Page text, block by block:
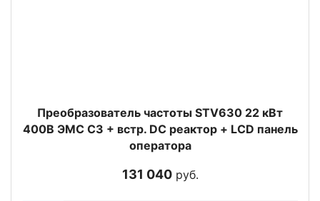
Преобразователь частоты STV630 22 кВт
400В ЭМС С3 + встр. DC реактор + LCD панель
оператора
131 040руб.